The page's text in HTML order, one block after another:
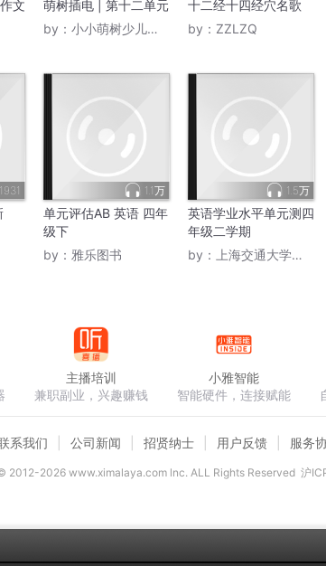
文
萌树插电 | 第十二单元
by： 小小萌树少儿法语频道
十二经十四经穴名歌
by： ZZLZQ
1931 1.1万
单元评估AB 英语 四年
级下
by： 雅乐图书
1.5万
英语学业水平单元测四
年级二学期
by：
上海交通大学出版社
主播培训
兼职副业，兴趣赚钱
小雅智能
智能硬件，连接赋能
系我们 公司新闻 招贤纳士 用户反馈 服务
2012-2026www.ximalaya.com lnc. ALL Rights Reserved 沪